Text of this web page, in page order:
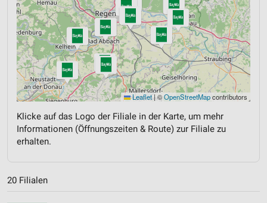
Leaflet|©OpenStreetMapcontributors
Klicke auf das Logo der Filiale in der Karte, um mehr
Informationen (Öffnungszeiten & Route) zur Filiale zu
erhalten.
20 Filialen